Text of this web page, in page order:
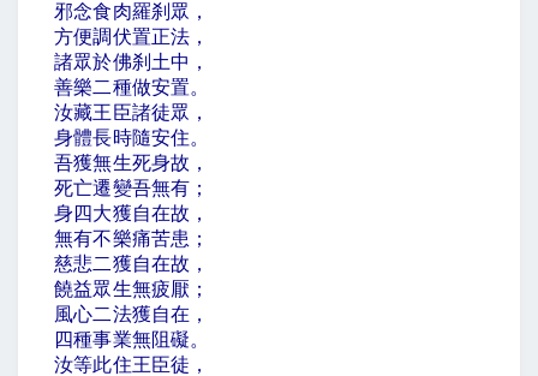
邪念食肉羅刹眾，
方便調伏置正法，
諸眾於佛刹土中，
善樂二種做安置。
汝藏王臣諸徒眾，
身體長時隨安住。
吾獲無生死身故，
死亡遷變吾無有；
身四大獲自在故，
無有不樂痛苦患；
慈悲二獲自在故，
饒益眾生無疲厭；
風心二法獲自在，
四種事業無阻礙。
汝等此住王臣徒，